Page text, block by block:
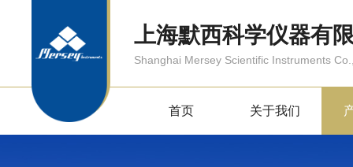
上海默西科学仪器有
Shanghai Mersey Scientific Instruments
首页 关于我们